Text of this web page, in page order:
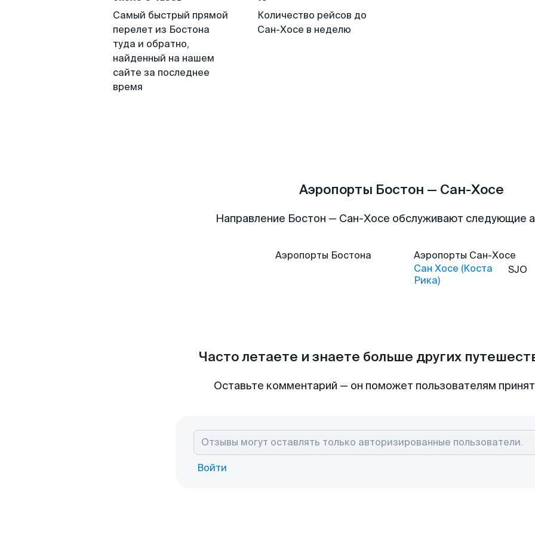
Самый быстрый прямой
перелет из Бостона
туда и обратно,
найденный на нашем
сайте за последнее
время
Количество рейсов до
Сан-Хосе в неделю
Аэропорты Бостон — Сан-Хосе
Направление Бостон — Сан-Хосе обслуживают следующие
Аэропорты Бостона Аэропорты Сан-Хосе
Сан Хосе (Коста
Рика)
SJO
Часто летаете и знаете больше других
Оставьте комментарий — он поможет пользователям
Войти